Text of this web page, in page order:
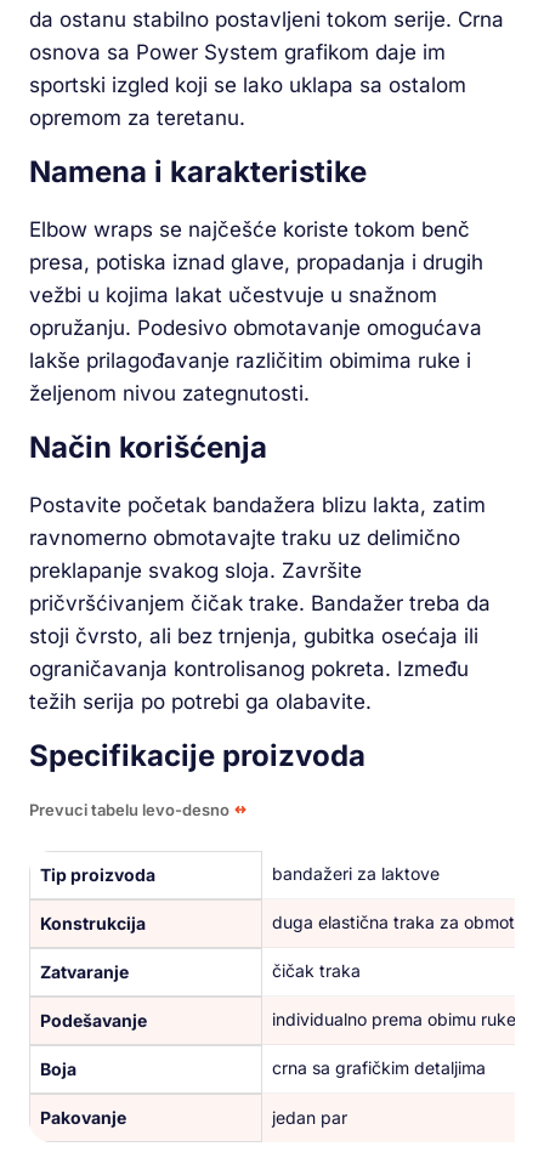
da ostanu stabilno postavljeni tokom serije. Crna
osnova sa Power System grafikom daje im
sportski izgled koji se lako uklapa sa ostalom
opremom za teretanu.
Namena i karakteristike
Elbow wraps se najčešće koriste tokom benč
presa, potiska iznad glave, propadanja i drugih
vežbi u kojima lakat učestvuje u snažnom
opružanju. Podesivo obmotavanje omogućava
lakše prilagođavanje različitim obimima ruke i
željenom nivou zategnutosti.
Način korišćenja
Postavite početak bandažera blizu lakta, zatim
ravnomerno obmotavajte traku uz delimično
preklapanje svakog sloja. Završite
pričvršćivanjem čičak trake. Bandažer treba da
stoji čvrsto, ali bez trnjenja, gubitka osećaja ili
ograničavanja kontrolisanog pokreta. Između
težih serija po potrebi ga olabavite.
Specifikacije proizvoda
Prevuci tabelu levo-desno
Tip proizvoda bandažeri za laktove
Konstrukcija duga elastična traka za
Zatvaranje čičak traka
Podešavanje individualno prema obimu ruke i
Boja crna sa grafičkim detaljima
Pakovanje jedan par